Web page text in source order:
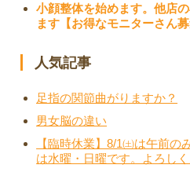
小顔整体を始めます。他店
ます【お得なモニターさん募
人気記事
足指の関節曲がりますか？
男女脳の違い
【臨時休業】8/1㈯は午前の
は水曜・日曜です。よろしく